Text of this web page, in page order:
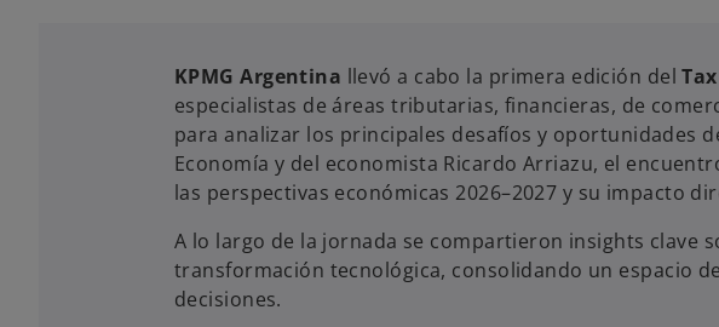
KPMG Argentina llevó a cabo la primera edición del
especialistas de áreas tributarias, financieras, de
para analizar los principales desafíos y oportunidades
Economía y del economista Ricardo Arriazu, el
las perspectivas económicas 2026–2027 y su impacto
A lo largo de la jornada se compartieron insights clave
transformación tecnológica, consolidando un espacio
decisiones.